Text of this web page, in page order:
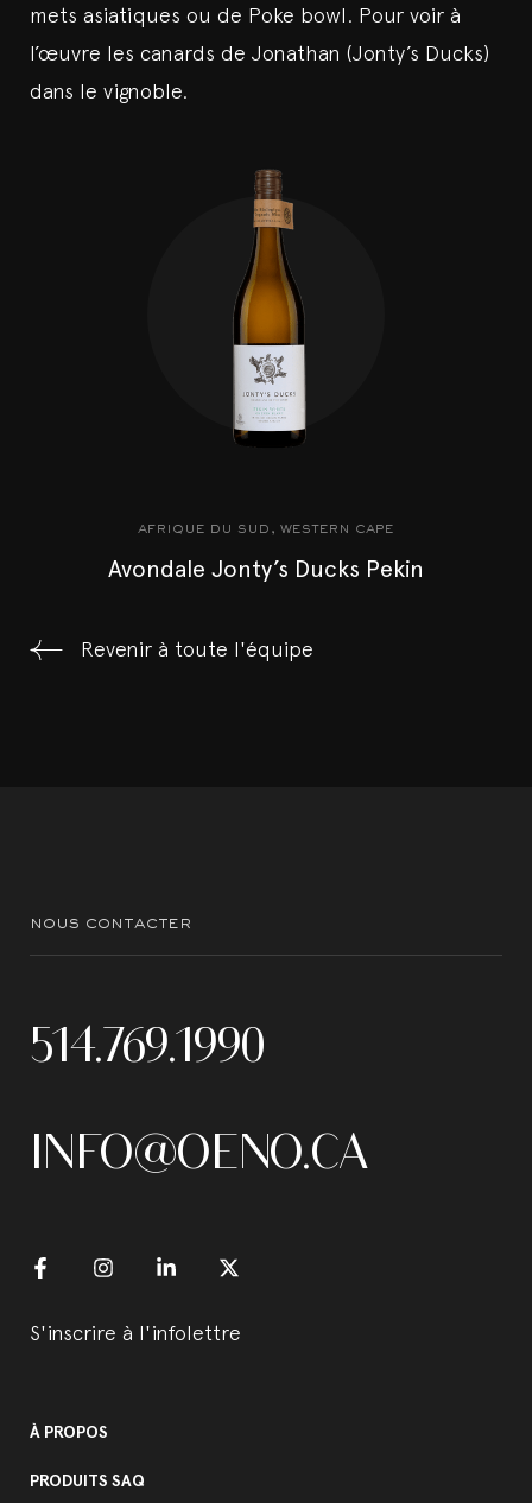
mets asiatiques ou de Poke bowl. Pour voir à
l’œuvre les canards de Jonathan (Jonty’s Ducks)
dans le vignoble.
afrique du sud, western cape
Avondale Jonty’s Ducks Pekin
Revenir à toute l'équipe
nous contacter
514.769.1990
INFO@OENO.CA
S'inscrire à l'infolettre
À PROPOS
PRODUITS SAQ